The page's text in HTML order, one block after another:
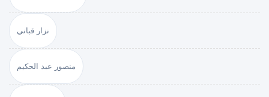
نزار قباني
منصور عبد الحكيم